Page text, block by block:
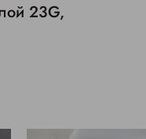
23G,